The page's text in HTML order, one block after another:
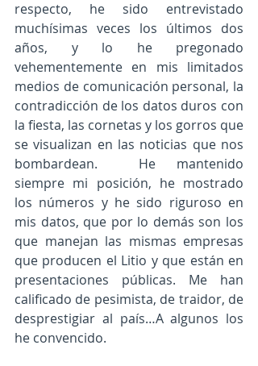
respecto, he sido entrevistado
muchísimas veces los últimos dos
años, y lo he pregonado
vehementemente en mis limitados
medios de comunicación personal, la
contradicción de los datos duros con
la fiesta, las cornetas y los gorros que
se visualizan en las noticias que nos
bombardean.  He mantenido
siempre mi posición, he mostrado
los números y he sido riguroso en
mis datos, que por lo demás son los
que manejan las mismas empresas
que producen el Litio y que están en
presentaciones públicas. Me han
calificado de pesimista, de traidor, de
desprestigiar al país…A algunos los
he convencido.